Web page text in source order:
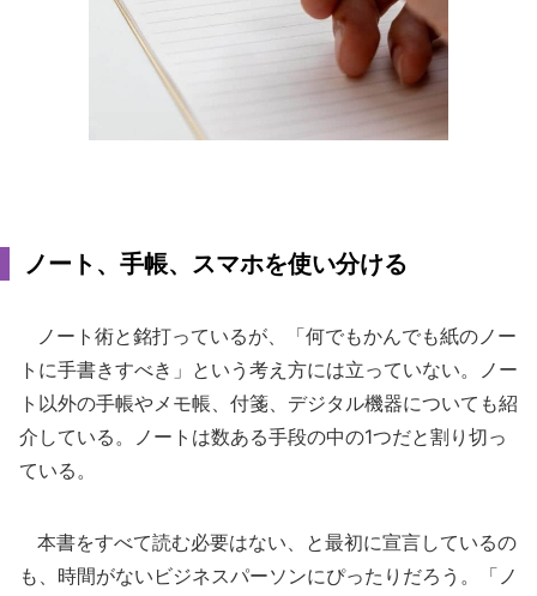
ノート、手帳、スマホを使い分ける
ノート術と銘打っているが、「何でもかんでも紙のノー
トに手書きすべき」という考え方には立っていない。ノー
ト以外の手帳やメモ帳、付箋、デジタル機器についても紹
介している。ノートは数ある手段の中の1つだと割り切っ
ている。
本書をすべて読む必要はない、と最初に宣言しているの
も、時間がないビジネスパーソンにぴったりだろう。「ノ